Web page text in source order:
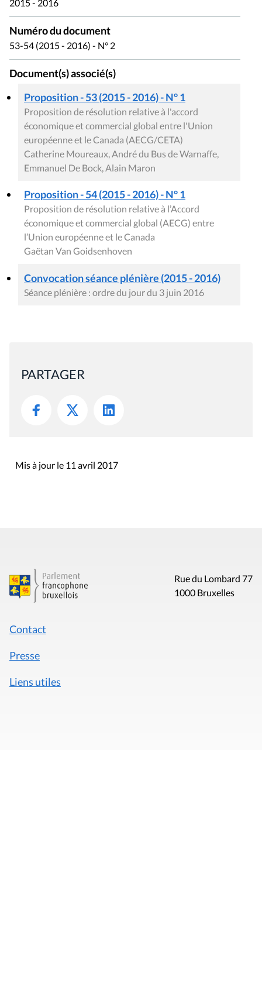
2015 - 2016
Numéro du document
53-54 (2015 - 2016) - N° 2
Document(s) associé(s)
Proposition - 53 (2015 - 2016) - N° 1
Proposition de résolution relative à l'accord
économique et commercial global entre l'Union
européenne et le Canada (AECG/CETA)
Catherine Moureaux, André du Bus de Warnaffe,
Emmanuel De Bock, Alain Maron
Proposition - 54 (2015 - 2016) - N° 1
Proposition de résolution relative à l’Accord
économique et commercial global (AECG) entre
l’Union européenne et le Canada
Gaëtan Van Goidsenhoven
Convocation séance plénière (2015 - 2016)
Séance plénière : ordre du jour du 3 juin 2016
PARTAGER
Mis à jour le 11 avril 2017
Rue du Lombard 77
1000 Bruxelles
Contact
Presse
Liens utiles